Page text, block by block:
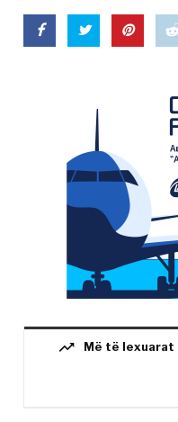
trending_up Më të lexuarat